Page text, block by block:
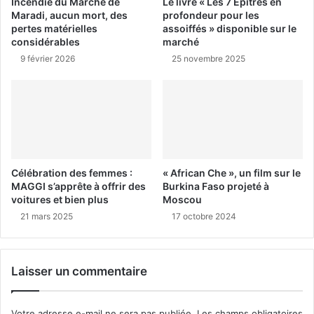
Maradi, aucun mort, des
pertes matérielles
considérables
9 février 2026
profondeur pour les
assoiffés » disponible sur le
marché
25 novembre 2025
Célébration des femmes :
MAGGI s’apprête à offrir des
voitures et bien plus
21 mars 2025
« African Che », un film sur le
Burkina Faso projeté à
Moscou
17 octobre 2024
Laisser un commentaire